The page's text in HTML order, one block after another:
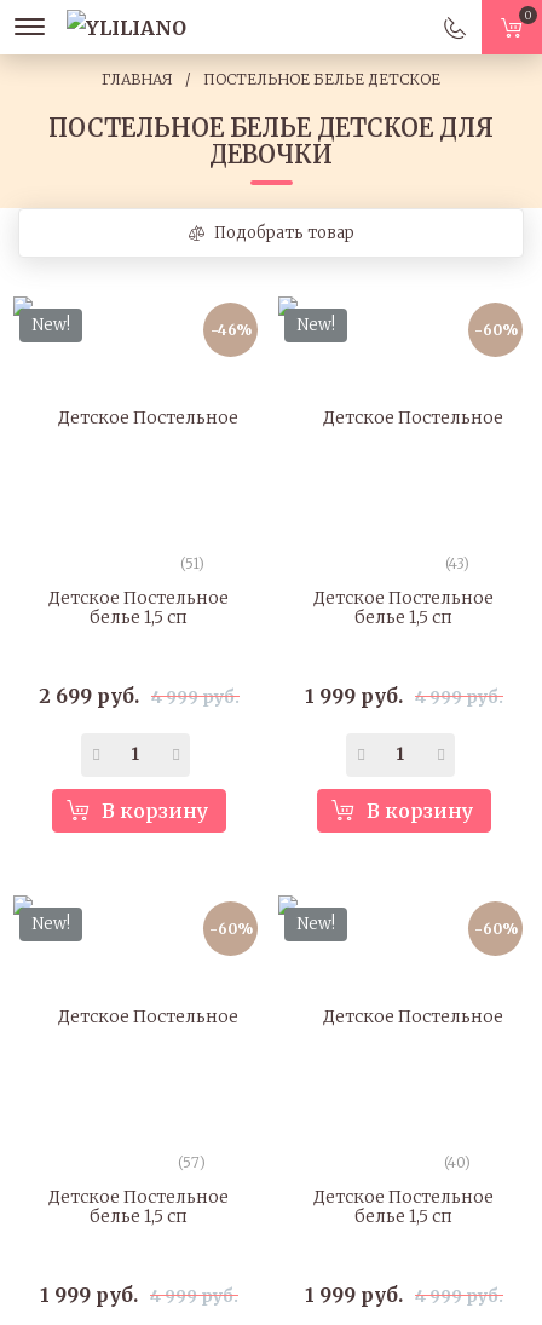
0
ГЛАВНАЯ ПОСТЕЛЬНОЕ БЕЛЬЕ ДЕТСКОЕ
ПОСТЕЛЬНОЕ БЕЛЬЕ ДЕТСКОЕ ДЛЯ
ДЕВОЧКИ
Подобрать товар
New! -46%
(51)
Детское Постельное
белье 1,5 сп
2 699 руб. 4 999 руб.
В корзину
New! -60%
(43)
Детское Постельное
белье 1,5 сп
1 999 руб. 4 999 руб.
В корзину
New! -60%
(57)
Детское Постельное
белье 1,5 сп
1 999 руб. 4 999 руб.
New! -60%
(40)
Детское Постельное
белье 1,5 сп
1 999 руб. 4 999 руб.